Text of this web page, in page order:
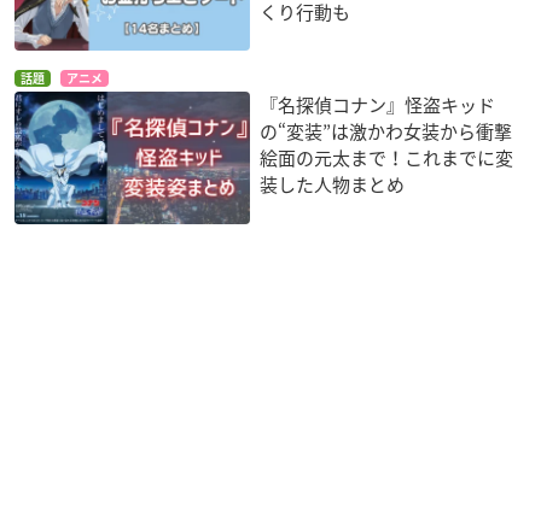
くり行動も
話題 アニメ
『名探偵コナン』怪盗キッド
の“変装”は激かわ女装から衝撃
絵面の元太まで！これまでに変
装した人物まとめ